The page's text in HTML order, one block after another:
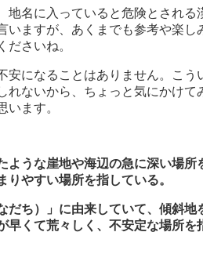
地名に入っていると危険とされる
いますが、あくまでも参考や楽し
ださいね。
安になることはありません。こう
れないから、ちょっと気にかけて
います。
ような崖地や海辺の急に深い場所
りやすい場所を指している。
だち）」に由来していて、傾斜地
早くて荒々しく、不安定な場所を